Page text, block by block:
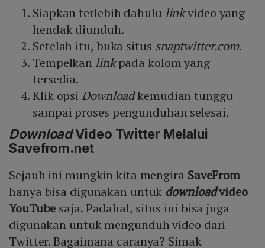
Siapkan terlebih dahulu linkvideo yang
hendak diunduh.
Setelah itu, buka situs snaptwitter.com.
Tempelkan linkpada kolom yang
tersedia.
Klik opsi Downloadkemudian tunggu
sampai proses pengunduhan selesai.
DownloadVideo Twitter Melalui
Savefrom.net
Sejauh ini mungkin kita mengira SaveFrom
hanya bisa digunakan untuk downloadvideo
YouTube saja. Padahal, situs ini bisa juga
digunakan untuk mengunduh video dari
Twitter. Bagaimana caranya? Simak